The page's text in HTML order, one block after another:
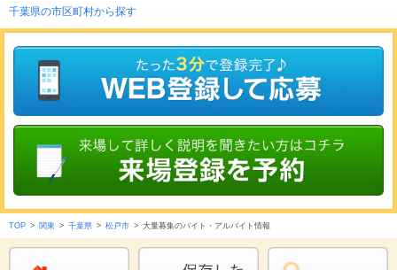
千葉県の市区町村から探す
TOP > 関東 > 千葉県 > 松戸市 > 大量募集のバイト・アルバイト情報